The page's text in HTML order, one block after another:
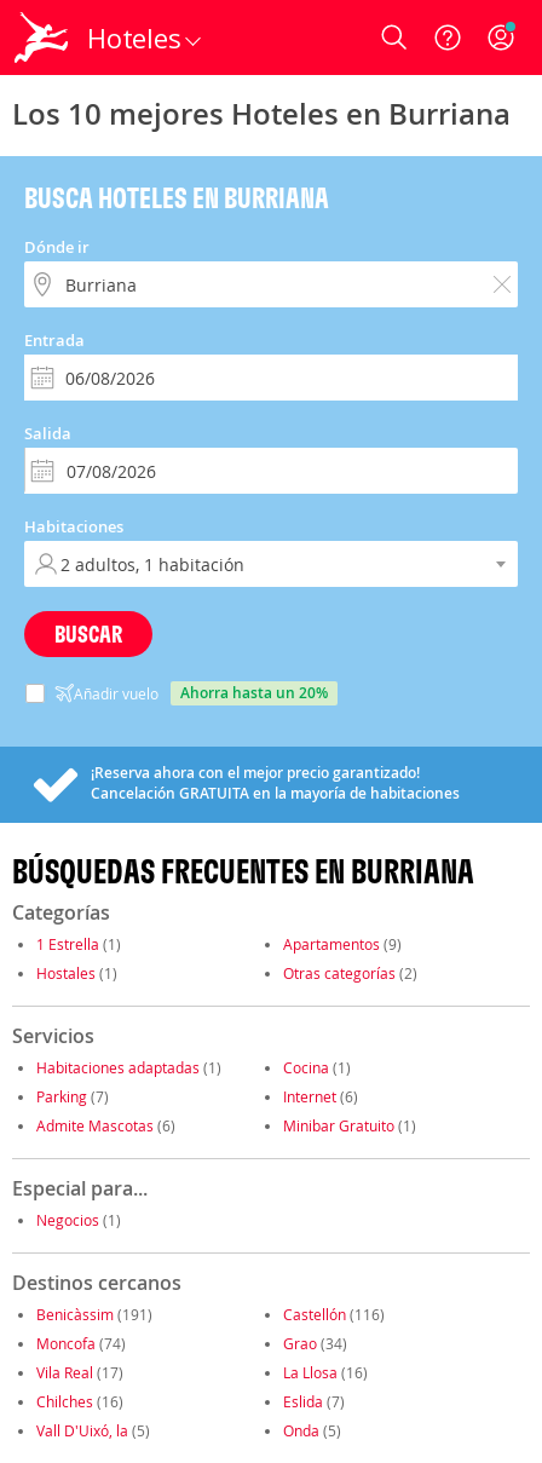
Hoteles Login
Los 10 mejores Hoteles en Burriana
BUSCA HOTELES EN BURRIANA
Dónde ir
Entrada
Salida
Habitaciones
BUSCAR
Añadir vuelo ahorra hasta un 20%
¡Reserva ahora con el mejor precio garantizado!
Cancelación GRATUITAen la mayoría de habitaciones
BÚSQUEDAS FRECUENTES EN BURRIANA
Categorías
1 Estrella (1) Apartamentos (9)
Hostales (1) Otras categorías (2)
Servicios
Habitaciones adaptadas (1) Cocina (1)
Parking(7) Internet(6)
Admite Mascotas (6) Minibar Gratuito(1)
Especial para...
Negocios (1)
Destinos cercanos
Benicàssim(191) Castellón(116)
Moncofa (74) Grao(34)
Vila Real (17) La Llosa (16)
Chilches (16) Eslida (7)
Vall D'Uixó, la (5) Onda (5)